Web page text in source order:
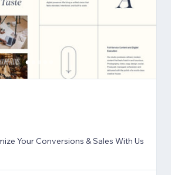
Your Conversions & Sales With Us